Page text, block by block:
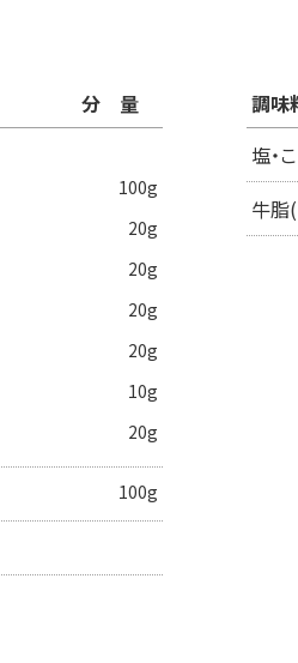
分量
100g
20g
20g
20g
20g
10g
20g
100g
調味
塩・
牛脂